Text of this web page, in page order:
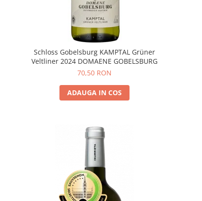
Schloss Gobelsburg KAMPTAL Grüner
Veltliner 2024 DOMAENE GOBELSBURG
70,50 RON
ADAUGA IN COS